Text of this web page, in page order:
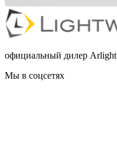
официальный дилер Arlight
Мы в соцсетях